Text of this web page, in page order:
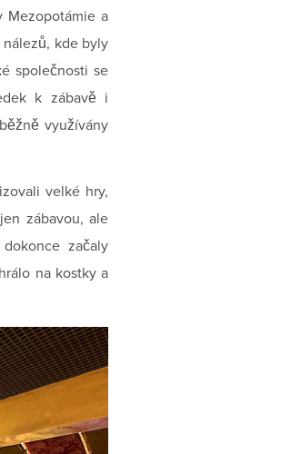
Mezopotámie a
kde byly
společnosti se
k zábavě i
využívány
velké hry,
zábavou, ale
začaly
na kostky a